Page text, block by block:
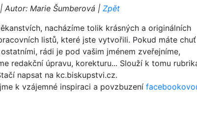
Autor: Marie Šumberová | Zpět
nacházíme tolik krásných a originálních
listů, které jste vytvořili. Pokud máte chuť
rádi je pod vašim jménem zveřejníme,
redakční úpravu, korekturu... Slouží k tomu
napsat na kc.biskupstvi.cz.
k vzájemné inspiraci a povzbuzení